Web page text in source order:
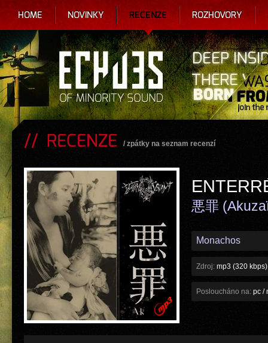
HOME NOVINKY RECENZE ROZHOVORY
RECENZE / zpátky na seznam recenzí
悪罪
Monachos
Zdroj: mp3 (320
Posloucháno na: pc /